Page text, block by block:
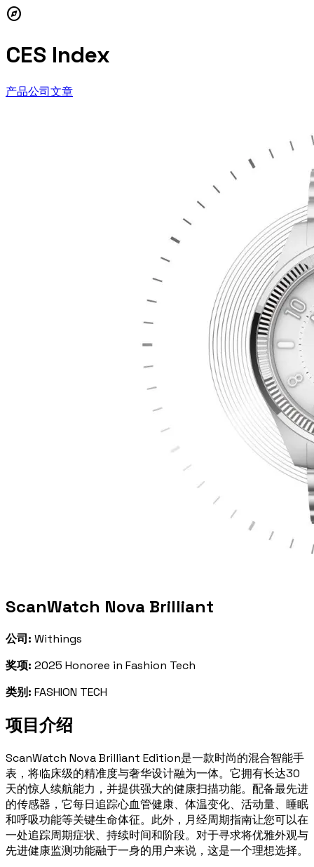
explore
CES Index
产品公司文章
ScanWatch Nova Brilliant
公司: Withings
奖项: 2025 Honoree in Fashion Tech
类别: FASHION TECH
项目介绍
ScanWatch Nova Brilliant Edition是一款时尚的混合智能手
表，将临床级的精准度与奢华设计融为一体。它拥有长达30
天的惊人续航能力，并提供强大的健康扫描功能。配备最先进
的传感器，它每日追踪心血管健康、体温变化、活动量、睡眠
和呼吸功能等关键生命体征。此外，月经周期指南让您可以在
一处追踪周期症状、持续时间和阶段。对于寻求将优雅外观与
先进健康监测功能融于一身的用户来说，这是一个理想选择。